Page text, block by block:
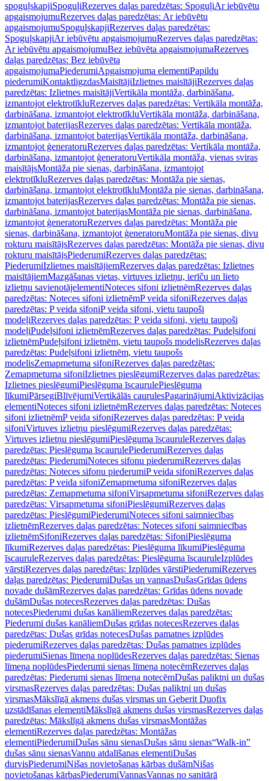
spoguļskapjiSpoguļiRezerves daļas paredzētas: SpoguļiAr iebūvētu
apgaismojumuRezerves daļas paredzētas: Ar iebūvētu
apgaismojumuSpoguļskapjiRezerves daļas paredzētas:
SpoguļskapjiAr iebūvētu apgaismojumuRezerves daļas paredzētas:
Ar iebūvētu apgaismojumuBez iebūvēta apgaismojumaRezerves
daļas paredzētas: Bez iebūvēta
apgaismojumaPiederumiApgaismojuma elementiPapildu
piederumiKontaktligzdasMaisītājiIzlietnes maisītājiRezerves daļas
paredzētas: Izlietnes maisītājiVertikāla montāža, darbināšana,
izmantojot elektrotīkluRezerves daļas paredzētas: Vertikāla montāža,
darbināšana, izmantojot elektrotīkluVertikāla montāža, darbināšana,
izmantojot baterijasRezerves daļas paredzētas: Vertikāla montāža,
darbināšana, izmantojot baterijasVertikāla montāža, darbināšana,
izmantojot ģeneratoruRezerves daļas paredzētas: Vertikāla montāža,
darbināšana, izmantojot ģeneratoruVertikāla montāža, vienas sviras
maisītājsMontāža pie sienas, darbināšana, izmantojot
elektrotīkluRezerves daļas paredzētas: Montāža pie sienas,
darbināšana, izmantojot elektrotīkluMontāža pie sienas, darbināšana,
izmantojot baterijasRezerves daļas paredzētas: Montāža pie sienas,
darbināšana, izmantojot baterijasMontāža pie sienas, darbināšana,
izmantojot ģeneratoruRezerves daļas paredzētas: Montāža pie
sienas, darbināšana, izmantojot ģeneratoruMontāža pie sienas, divu
rokturu maisītājsRezerves daļas paredzētas: Montāža pie sienas, divu
rokturu maisītājsPiederumiRezerves daļas paredzētas:
PiederumiIzlietnes maisītājiemRezerves daļas paredzētas: Izlietnes
maisītājiemMazgāšanas vietas, virtuves izlietņu, ierīču un lieto
izlietņu savienotājelementiNoteces sifoni izlietnēmRezerves daļas
paredzētas: Noteces sifoni izlietnēmP veida sifoniRezerves daļas
paredzētas: P veida sifoniP veida sifoni, vietu taupoši
modeļiRezerves daļas paredzētas: P veida sifoni, vietu taupoši
modeļiPudeļsifoni izlietnēmRezerves daļas paredzētas: Pudeļsifoni
izlietnēmPudeļsifoni izlietnēm, vietu taupošs modelisRezerves daļas
paredzētas: Pudeļsifoni izlietnēm, vietu taupošs
modelisZemapmetuma sifoniRezerves daļas paredzētas:
Zemapmetuma sifoniIzlietnes pieslēgumiRezerves daļas paredzētas:
Izlietnes pieslēgumiPieslēguma īscaurulePieslēguma
līkumiPārsegiBlīvējumiVertikālās caurulesPagarinājumiAktivizācijas
elementiNoteces sifoni izlietnēmRezerves daļas paredzētas: Noteces
sifoni izlietnēmP veida sifoniRezerves daļas paredzētas: P veida
sifoniVirtuves izlietņu pieslēgumiRezerves daļas paredzētas:
Virtuves izlietņu pieslēgumiPieslēguma īscauruleRezerves daļas
paredzētas: Pieslēguma īscaurulePiederumiRezerves daļas
paredzētas: PiederumiNoteces sifonu piederumiRezerves daļas
paredzētas: Noteces sifonu piederumiP veida sifoniRezerves daļas
paredzētas: P veida sifoniZemapmetuma sifoniRezerves daļas
paredzētas: Zemapmetuma sifoniVirsapmetuma sifoniRezerves daļas
paredzētas: Virsapmetuma sifoniPieslēgumiRezerves daļas
paredzētas: PieslēgumiPiederumiNoteces sifoni saimniecības
izlietnēmRezerves daļas paredzētas: Noteces sifoni saimniecības
izlietnēmSifoniRezerves daļas paredzētas: SifoniPieslēguma
līkumiRezerves daļas paredzētas: Pieslēguma līkumiPieslēguma
īscauruleRezerves daļas paredzētas: Pieslēguma īscauruleIzplūdes
vārstiRezerves daļas paredzētas: Izplūdes vārstiPiederumiRezerves
daļas paredzētas: PiederumiDušas un vannasDušasGrīdas ūdens
novade dušāmRezerves daļas paredzētas: Grīdas ūdens novade
dušāmDušas notecesRezerves daļas paredzētas: Dušas
notecesPiederumi dušas kanāliemRezerves daļas paredzētas:
Piederumi dušas kanāliemDušas grīdas notecesRezerves daļas
paredzētas: Dušas grīdas notecesDušas pamatnes izplūdes
piederumiRezerves daļas paredzētas: Dušas pamatnes izplūdes
piederumiSienas līmeņa noplūdesRezerves daļas paredzētas: Sienas
līmeņa noplūdesPiederumi sienas līmeņa notecēmRezerves daļas
paredzētas: Piederumi sienas līmeņa notecēmDušas paliktņi un dušas
virsmasRezerves daļas paredzētas: Dušas paliktņi un dušas
virsmasMākslīgā akmens dušas virsmas un Geberit Duofix
uzstādīšanas elementiMākslīgā akmens dušas virsmasRezerves daļas
paredzētas: Mākslīgā akmens dušas virsmasMontāžas
elementiRezerves daļas paredzētas: Montāžas
elementiPiederumiDušas sānu sienasDušas sānu sienas“Walk-in”
dušas sānu sienasVannu atdalīšanas elementiDušas
durvisPiederumiNišas novietošanas kārbas dušāmNišas
novietošanas kārbasPiederumiVannasVannas no sanitārā